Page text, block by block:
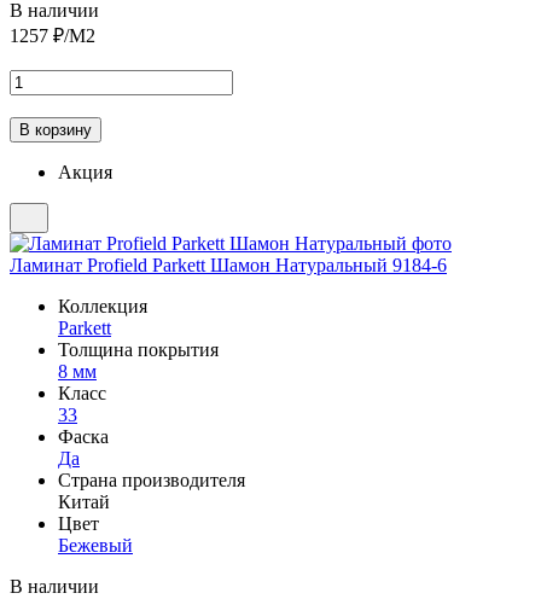
В наличии
1257 ₽/М2
Акция
Ламинат Profield Parkett Шамон Натуральный 9184-6
Коллекция
Parkett
Толщина покрытия
8 мм
Класс
33
Фаска
Да
Страна производителя
Китай
Цвет
Бежевый
В наличии